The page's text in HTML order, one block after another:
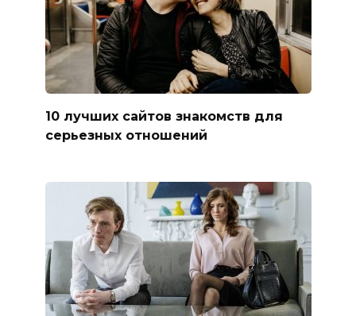
10 лучших сайтов знакомств для
серьезных отношений